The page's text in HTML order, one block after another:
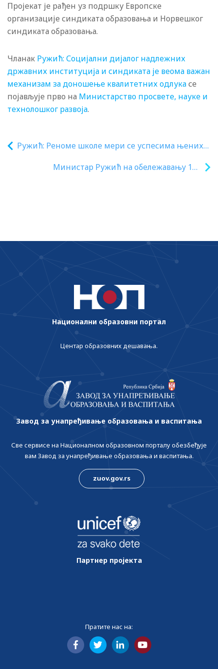
Пројекат је рађен уз подршку Европске
организације синдиката образовања и Норвешког
синдиката образовања.
Чланак Ружић: Социјални дијалог надлежних
државних институција и синдиката је веома важан
механизам за доношење квалитетних одлукасе
појављује прво на Министарство просвете, науке и
технолошког развоја.
Ружић: Реноме школе мери се успесима њених
Министар Ружић на обележавању 104
Национални образовни портал
Центар образовних дешавања.
Завод за унапређивање образовања и васпитања
Све сервисе на Националном образовном порталу обезбеђује
вам Завод за унапређивање образовања и васпитања.
zuov.gov.rs
Партнер пројекта
Пратите нас на: